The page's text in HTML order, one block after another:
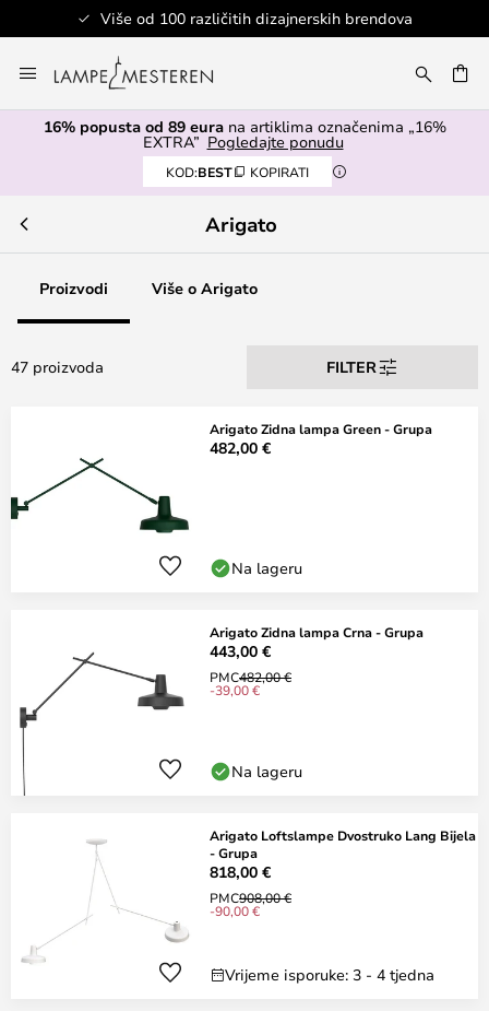
Više od 100 različitih dizajnerskih brendova
to
Content
16% popusta od 89 eurana artiklima označenima „16%
EXTRA” Pogledajte ponudu
KOD:BEST KOPIRATI
Arigato
Proizvodi Više o Arigato
47 proizvoda FILTER
Arigato Zidna lampa Green - Grupa
482,00 €
Na lageru
Arigato Zidna lampa Crna - Grupa
443,00 €
PMC482,00 €
-39,00 €
Na lageru
Arigato Loftslampe Dvostruko Lang Bijela
- Grupa
818,00 €
PMC908,00 €
-90,00 €
Vrijeme isporuke: 3 - 4 tjedna